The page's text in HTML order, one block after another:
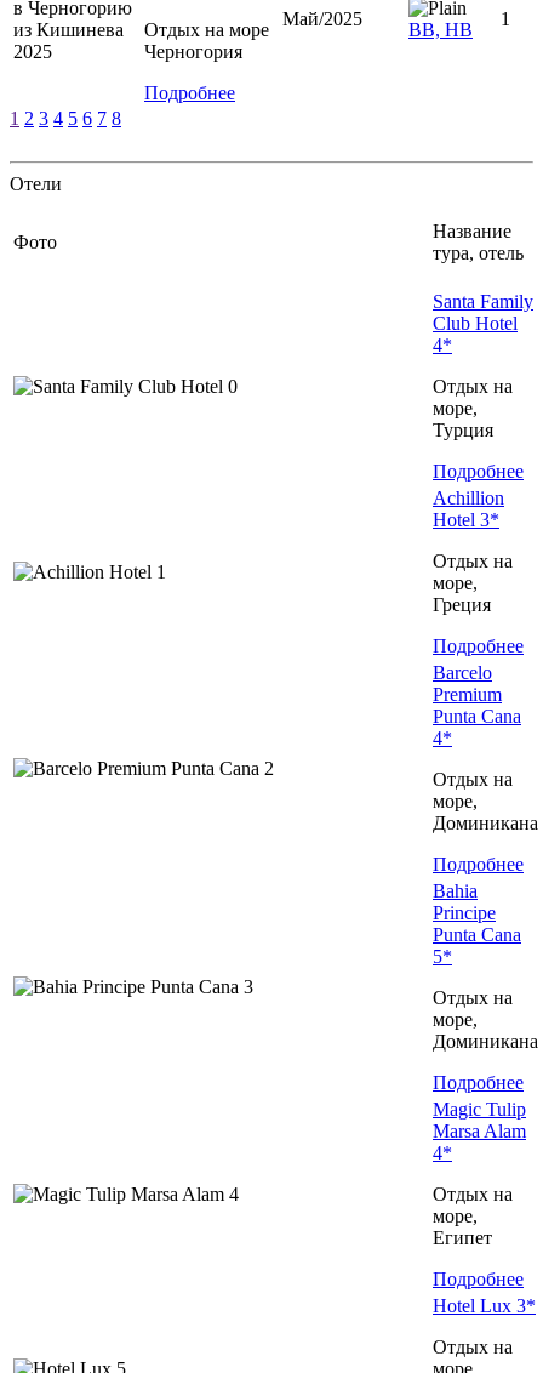
Отдых на море
Черногория
Подробнее
Май/2025
ВВ, НВ
1
1 2 3 4 5 6 7 8
Отели
Фото
Название
тура, отель
Santa Family
Club Hotel
4*
Отдых на
море,
Турция
Подробнее
Achillion
Hotel 3*
Отдых на
море,
Греция
Подробнее
Barcelo
Premium
Punta Cana
4*
Отдых на
море,
Доминиканa
Подробнее
Bahia
Principe
Punta Cana
5*
Отдых на
море,
Доминиканa
Подробнее
Magic Tulip
Marsa Alam
4*
Отдых на
море,
Египет
Подробнее
Hotel Lux 3*
Отдых на
море,